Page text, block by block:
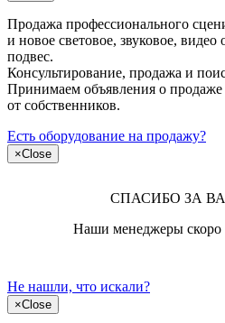
Продажа профессионального
и новое световое, звуковое, видео
подвес.
Консультирование, продажа и
Принимаем объявления о продаже
от собственников.
Есть оборудование на продажу?
×Close
СПАСИБО ЗА
Наши менеджеры скоро
Не нашли, что искали?
×Close